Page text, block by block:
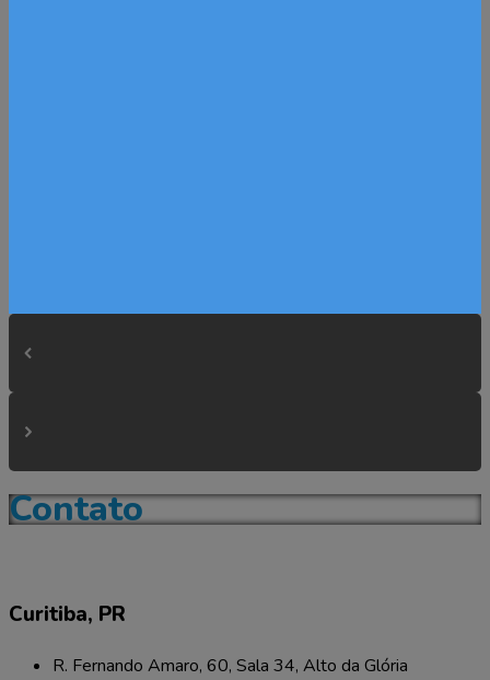
Contato
Curitiba, PR
R. Fernando Amaro, 60, Sala 34, Alto da Glória